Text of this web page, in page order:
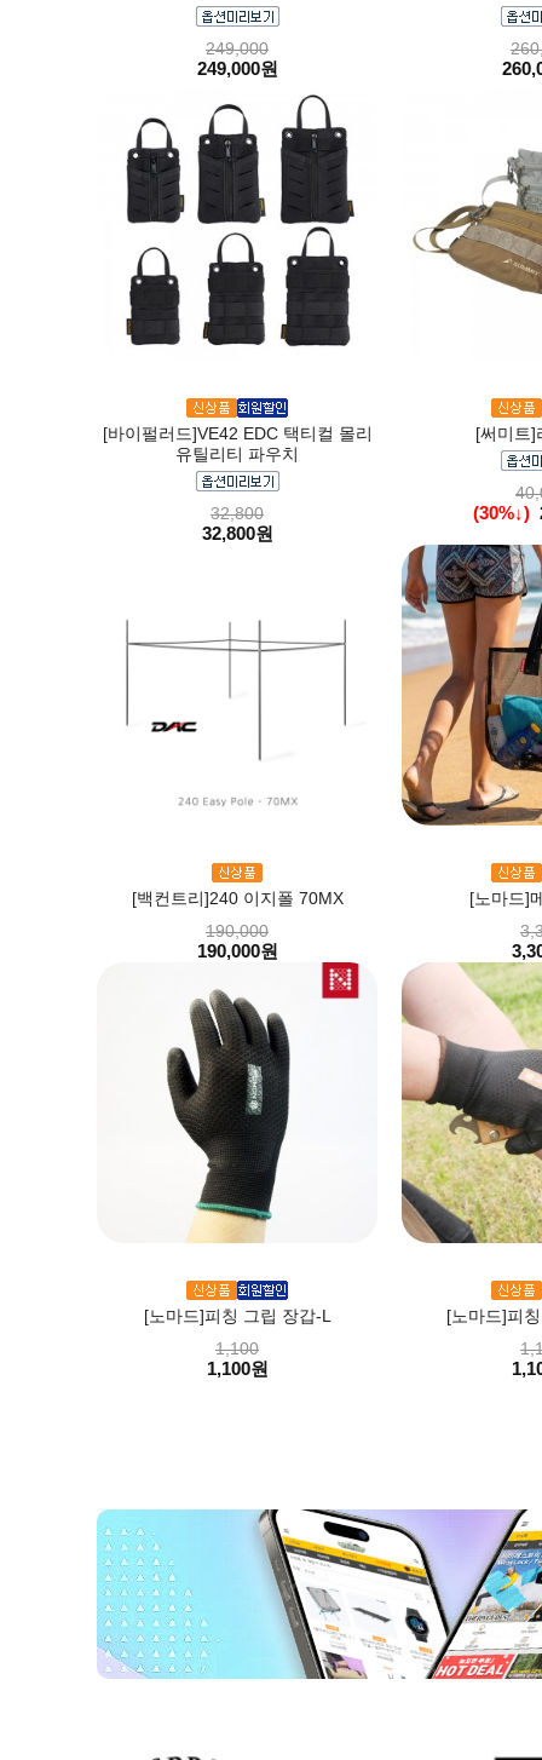
249,000
249,000원
[바이펄러드]VE42 EDC 택티컬 몰리
유틸리티 파우치
32,800
32,800원
[써미트]
(30%↓)
[백컨트리]240 이지폴 70MX
190,000
190,000원
[노마드]
[노마드]피칭 그립 장갑-L
1,100
1,100원
[노마드]피